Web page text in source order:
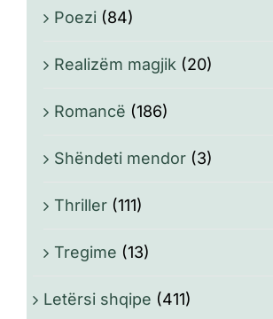
Poezi (84)
Realizëm magjik (20)
Romancë (186)
Shëndeti mendor (3)
Thriller (111)
Tregime (13)
Letërsi shqipe (411)